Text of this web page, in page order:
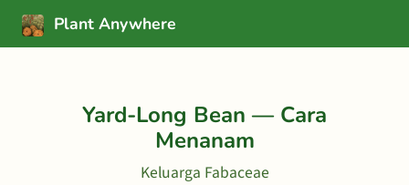
Plant Anywhere
Yard-Long Bean — Cara
Menanam
Keluarga Fabaceae